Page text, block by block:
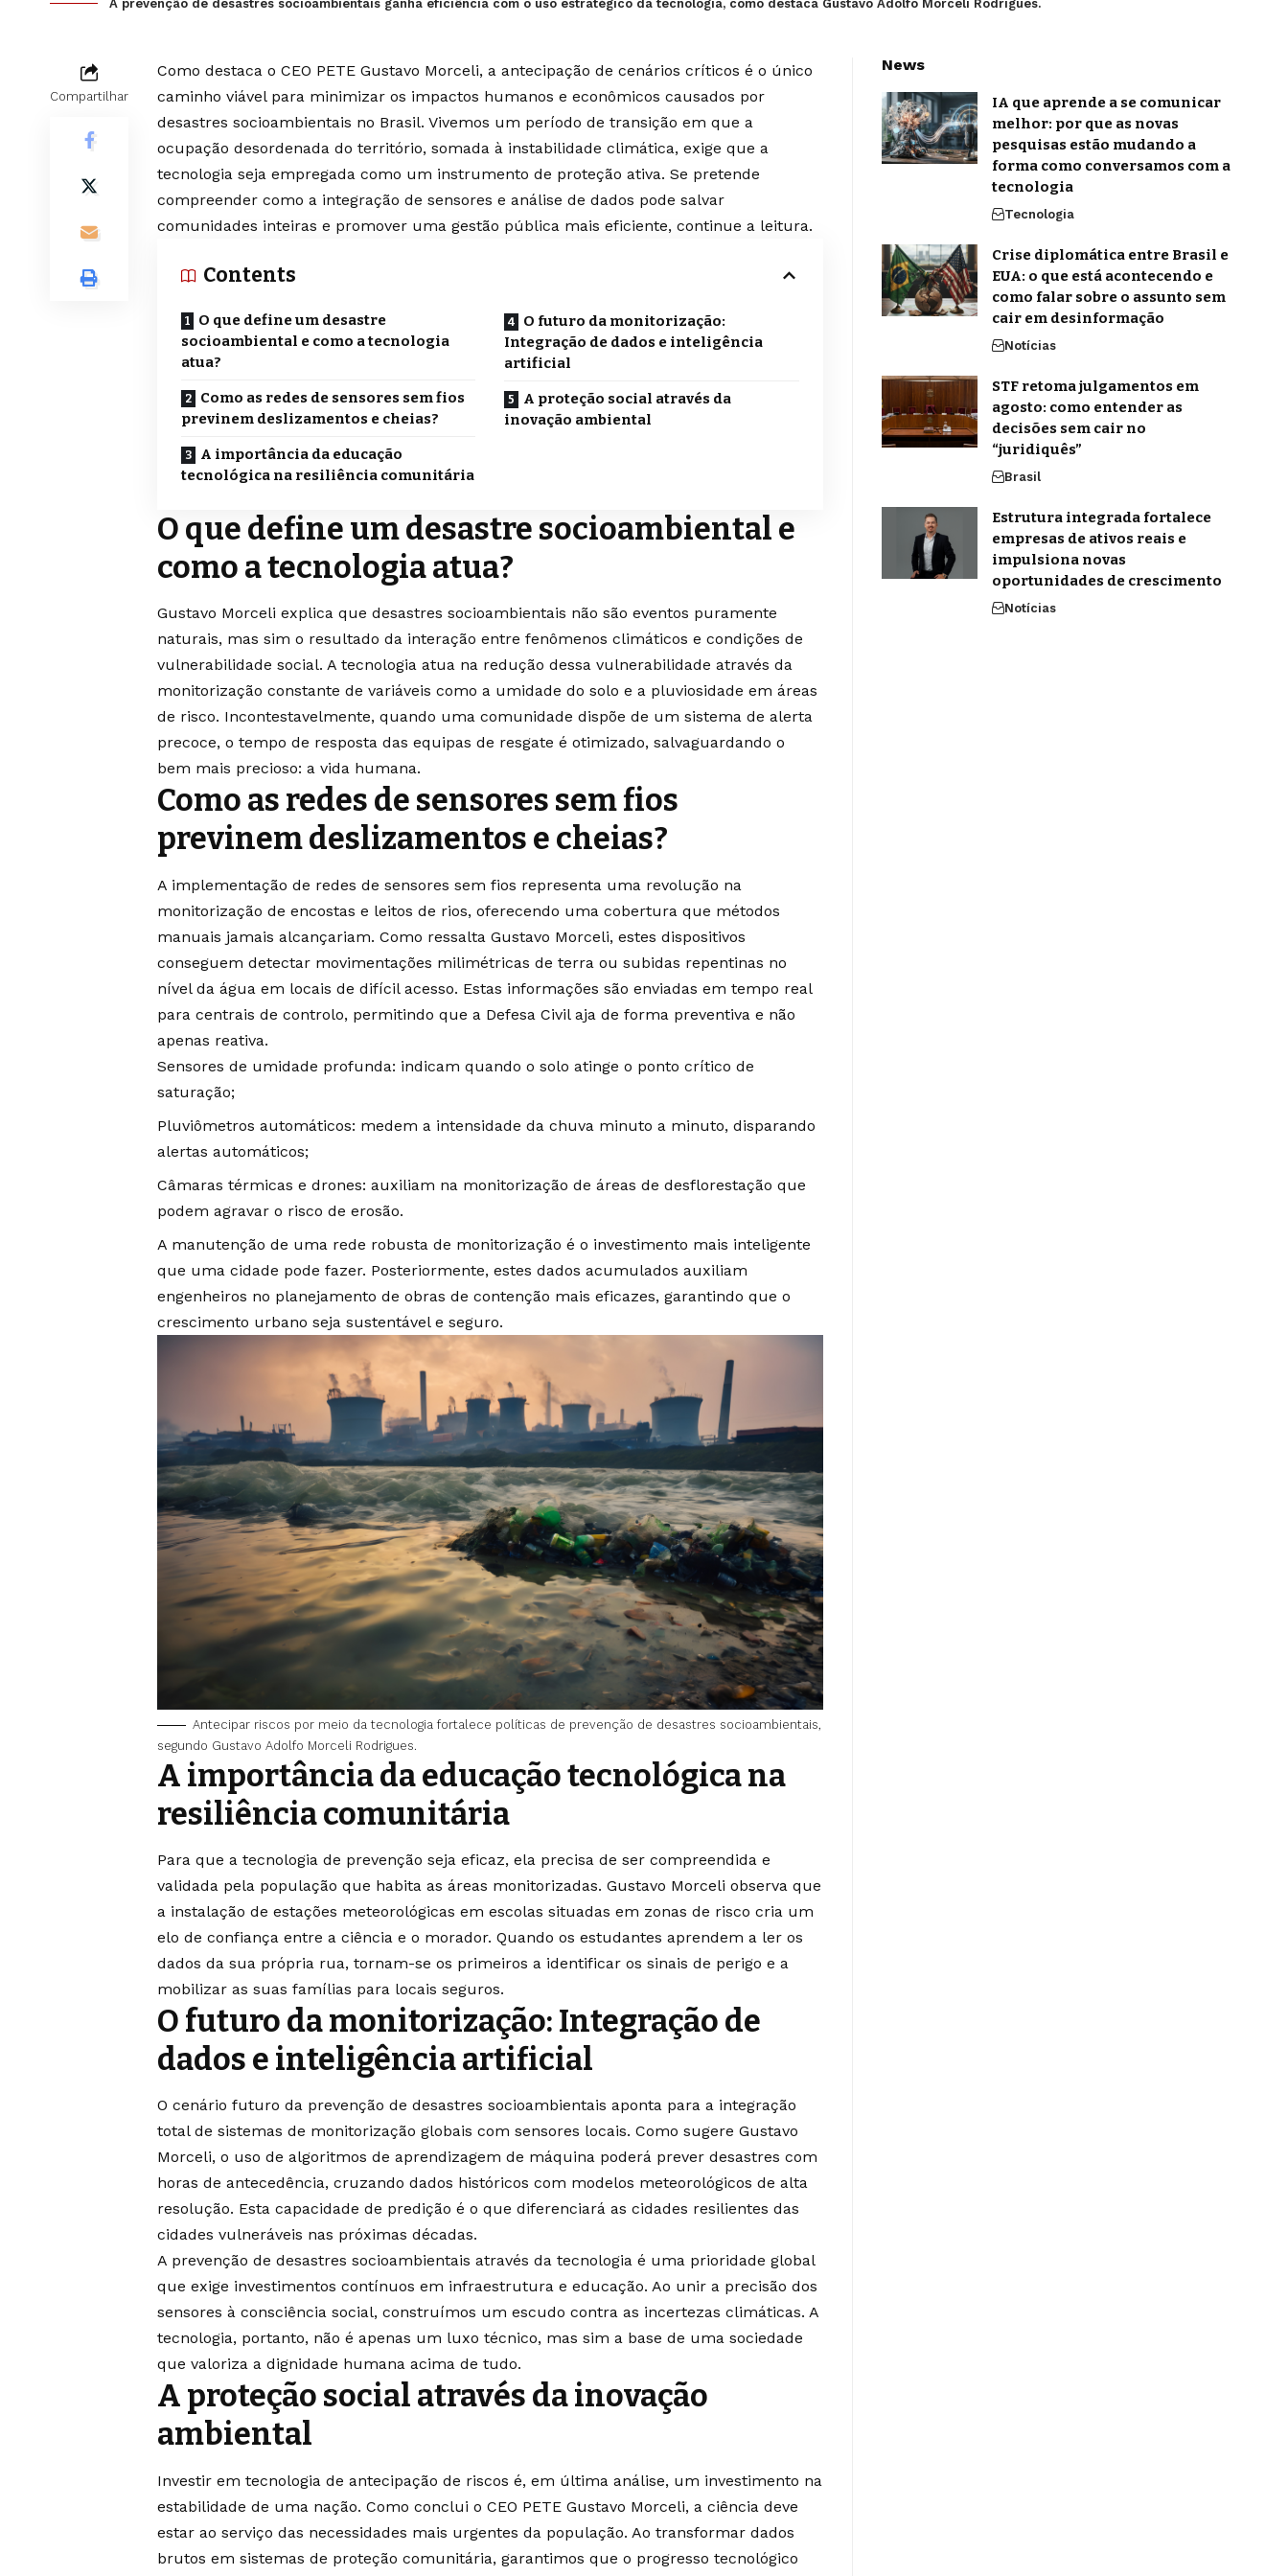
A prevenção de desastres socioambientais ganha eficiência com o uso estratégico da tecnologia, como destaca Gustavo Adolfo Morceli Rodrigues.
Compartilhar
Como destaca o CEO PETE Gustavo Morceli, a antecipação de cenários críticos é o único
caminho viável para minimizar os impactos humanos e econômicos causados por
desastres socioambientais no Brasil. Vivemos um período de transição em que a
ocupação desordenada do território, somada à instabilidade climática, exige que a
tecnologia seja empregada como um instrumento de proteção ativa. Se pretende
compreender como a integração de sensores e análise de dados pode salvar
comunidades inteiras e promover uma gestão pública mais eficiente, continue a leitura.
Contents
O que define um desastre
socioambiental e como a tecnologia
atua?
Como as redes de sensores sem fios
previnem deslizamentos e cheias?
A importância da educação
tecnológica na resiliência comunitária
O futuro da monitorização:
Integração de dados e inteligência
artificial
A proteção social através da
inovação ambiental
O que define um desastre socioambiental e
como a tecnologia atua?
Gustavo Morceli explica que desastres socioambientais não são eventos puramente
naturais, mas sim o resultado da interação entre fenômenos climáticos e condições de
vulnerabilidade social. A tecnologia atua na redução dessa vulnerabilidade através da
monitorização constante de variáveis como a umidade do solo e a pluviosidade em áreas
de risco. Incontestavelmente, quando uma comunidade dispõe de um sistema de alerta
precoce, o tempo de resposta das equipas de resgate é otimizado, salvaguardando o
bem mais precioso: a vida humana.
Como as redes de sensores sem fios
previnem deslizamentos e cheias?
A implementação de redes de sensores sem fios representa uma revolução na
monitorização de encostas e leitos de rios, oferecendo uma cobertura que métodos
manuais jamais alcançariam. Como ressalta Gustavo Morceli, estes dispositivos
conseguem detectar movimentações milimétricas de terra ou subidas repentinas no
nível da água em locais de difícil acesso. Estas informações são enviadas em tempo real
para centrais de controlo, permitindo que a Defesa Civil aja de forma preventiva e não
apenas reativa.
Sensores de umidade profunda: indicam quando o solo atinge o ponto crítico de
saturação;
Pluviômetros automáticos: medem a intensidade da chuva minuto a minuto, disparando
alertas automáticos;
Câmaras térmicas e drones: auxiliam na monitorização de áreas de desflorestação que
podem agravar o risco de erosão.
A manutenção de uma rede robusta de monitorização é o investimento mais inteligente
que uma cidade pode fazer. Posteriormente, estes dados acumulados auxiliam
engenheiros no planejamento de obras de contenção mais eficazes, garantindo que o
crescimento urbano seja sustentável e seguro.
Antecipar riscos por meio da tecnologia fortalece políticas de prevenção de desastres socioambientais,
segundo Gustavo Adolfo Morceli Rodrigues.
A importância da educação tecnológica na
resiliência comunitária
Para que a tecnologia de prevenção seja eficaz, ela precisa de ser compreendida e
validada pela população que habita as áreas monitorizadas. Gustavo Morceli observa que
a instalação de estações meteorológicas em escolas situadas em zonas de risco cria um
elo de confiança entre a ciência e o morador. Quando os estudantes aprendem a ler os
dados da sua própria rua, tornam-se os primeiros a identificar os sinais de perigo e a
mobilizar as suas famílias para locais seguros.
O futuro da monitorização: Integração de
dados e inteligência artificial
O cenário futuro da prevenção de desastres socioambientais aponta para a integração
total de sistemas de monitorização globais com sensores locais. Como sugere Gustavo
Morceli, o uso de algoritmos de aprendizagem de máquina poderá prever desastres com
horas de antecedência, cruzando dados históricos com modelos meteorológicos de alta
resolução. Esta capacidade de predição é o que diferenciará as cidades resilientes das
cidades vulneráveis nas próximas décadas.
A prevenção de desastres socioambientais através da tecnologia é uma prioridade global
que exige investimentos contínuos em infraestrutura e educação. Ao unir a precisão dos
sensores à consciência social, construímos um escudo contra as incertezas climáticas. A
tecnologia, portanto, não é apenas um luxo técnico, mas sim a base de uma sociedade
que valoriza a dignidade humana acima de tudo.
A proteção social através da inovação
ambiental
Investir em tecnologia de antecipação de riscos é, em última análise, um investimento na
estabilidade de uma nação. Como conclui o CEO PETE Gustavo Morceli, a ciência deve
estar ao serviço das necessidades mais urgentes da população. Ao transformar dados
brutos em sistemas de proteção comunitária, garantimos que o progresso tecnológico
News
IA que aprende a se comunicar
melhor: por que as novas
pesquisas estão mudando a
forma como conversamos com a
tecnologia
Tecnologia
Crise diplomática entre Brasil e
EUA: o que está acontecendo e
como falar sobre o assunto sem
cair em desinformação
Notícias
STF retoma julgamentos em
agosto: como entender as
decisões sem cair no
“juridiquês”
Brasil
Estrutura integrada fortalece
empresas de ativos reais e
impulsiona novas
oportunidades de crescimento
Notícias